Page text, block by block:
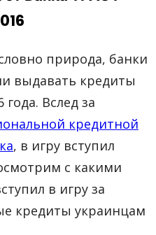
природа, банки
выдавать кредиты
Вслед за
кредитной
, в игру вступил
с какими
в игру за
кредиты украинцам